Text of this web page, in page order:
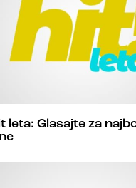
leta: Glasajte za